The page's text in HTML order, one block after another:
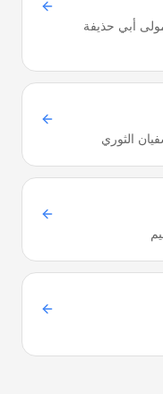
أبي حذيفة
الثوري